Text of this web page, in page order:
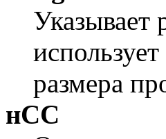
Указывает
размера
нСС